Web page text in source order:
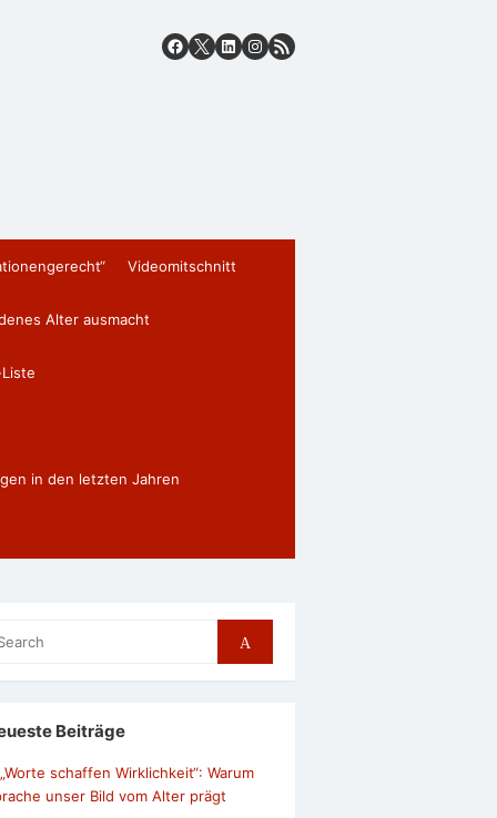
Videomitschnitt
Alter ausmacht
in den letzten Jahren
Search
Beiträge
„Worte schaffen Wirklichkeit“: Warum
unser Bild vom Alter prägt